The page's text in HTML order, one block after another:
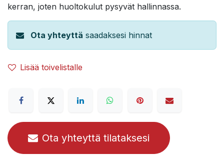
kerran, joten huoltokulut pysyvät hallinnassa.
Ota yhteyttä saadaksesi hinnat
Lisää toivelistalle
Ota yhteyttä tilataksesi